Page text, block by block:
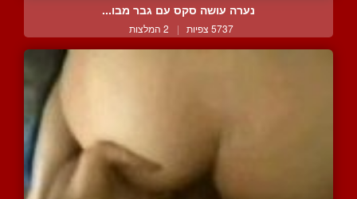
נערה עושה סקס עם גבר מבו...
5737 צפיות | 2 המלצות